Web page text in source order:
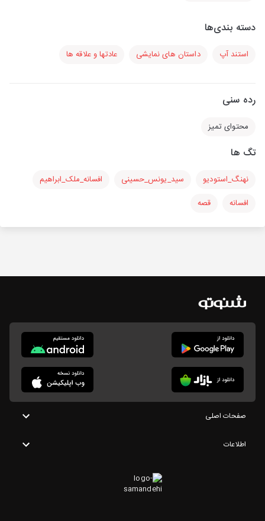
دسته بندی‌ها
استند آپ داستان های نمایشی عادتها و علاقه ها
رده سنی
محتوای تمیز
تگ ها
نهنگ_استودیو سید_یونس_حسینی
افسانه_ملک_ابراهیم
افسانه
قصه
صفحات اصلی
اطلاعات